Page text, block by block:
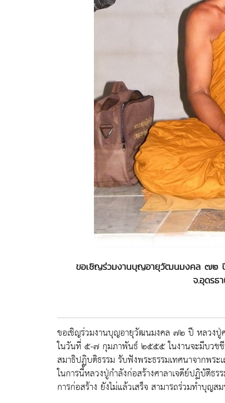
ขอเชิญร่วมงานบุญอายุวัฒนมงคล ๗๒
จ.อุดร
ขอเชิญร่วมงานบุญอายุวัฒนมงคล ๗๒ ปี หลวงปู่
ในวันที่ ๕-๗ กุมภาพันธ์ ๒๕๕๕ ในงานจะมีบวช
สมาธิปฏิบติธรรม รับฟังพระธรรมเทศนาจากพร
ในการนี้หลวงปู่กำลังก่อสร้างศาลาเจดีย์ปฏิบัติธ
การก่อสร้าง ยังไม่แล้วเสร็จ สามารถร่วมทำบุญ